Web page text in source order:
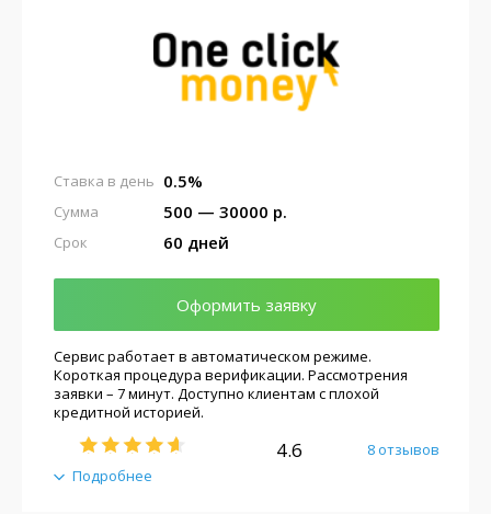
0.5%
Ставка в день
500 — 30000 р.
Сумма
60 дней
Срок
Оформить заявку
Подробнее
Сервис работает в автоматическом режиме.
Короткая процедура верификации. Рассмотрения
заявки – 7 минут. Доступно клиентам с плохой
кредитной историей.
4.6 8 отзывов